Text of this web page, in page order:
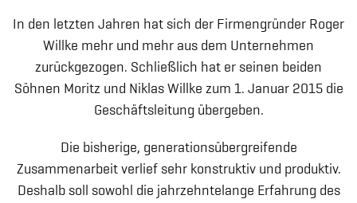
In den letzten Jahren hat sich der Firmengründer Roger
Willke mehr und mehr aus dem Unternehmen
zurückgezogen. Schließlich hat er seinen beiden
Söhnen Moritz und Niklas Willke zum 1. Januar 2015 die
Geschäftsleitung übergeben.
Die bisherige, generationsübergreifende
Zusammenarbeit verlief sehr konstruktiv und produktiv.
Deshalb soll sowohl die jahrzehntelange Erfahrung des